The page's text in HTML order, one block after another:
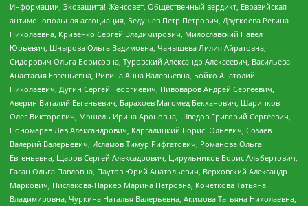
Информации, Экозащита!-Женсовет, Общественный вердикт, Евразийская
антимонопольная ассоциация, Бедушев Петр Петрович, Дзугкоева Регина
Николаевна, Кривенко Сергей Владимирович, Милославский Павел
Юрьевич, Шнырова Ольга Вадимовна, Чанышева Лилия Айратовна,
Сидорович Ольга Борисовна, Туровский Александр Алексеевич, Васильева
Анастасия Евгеньевна, Ривина Анна Валерьевна, Бойко Анатолий
Николаевич, Дугин Сергей Георгиевич, Пивоваров Андрей Сергеевич,
Аверин Виталий Евгеньевич, Барахоев Магомед Бекханович, Шарипков
Олег Викторович, Мошель Ирина Ароновна, Шведов Григорий Сергеевич,
Пономарев Лев Александрович, Каргалицкий Борис Юльевич, Созаев
Валерий Валерьевич, Исламов Тимур Рифгатович, Романова Ольга
Евгеньевна, Щаров Сергей Алексадрович, Цирульников Борис Альбертович,
Гасан Ольга Павловна, Паутов Юрий Анатольевич, Верховский Александр
Маркович, Пислакова-Паркер Марина Петровна, Кочеткова Татьяна
Владимировна, Чуркина Наталья Валерьевна, Акимова Татьяна Николаевна,